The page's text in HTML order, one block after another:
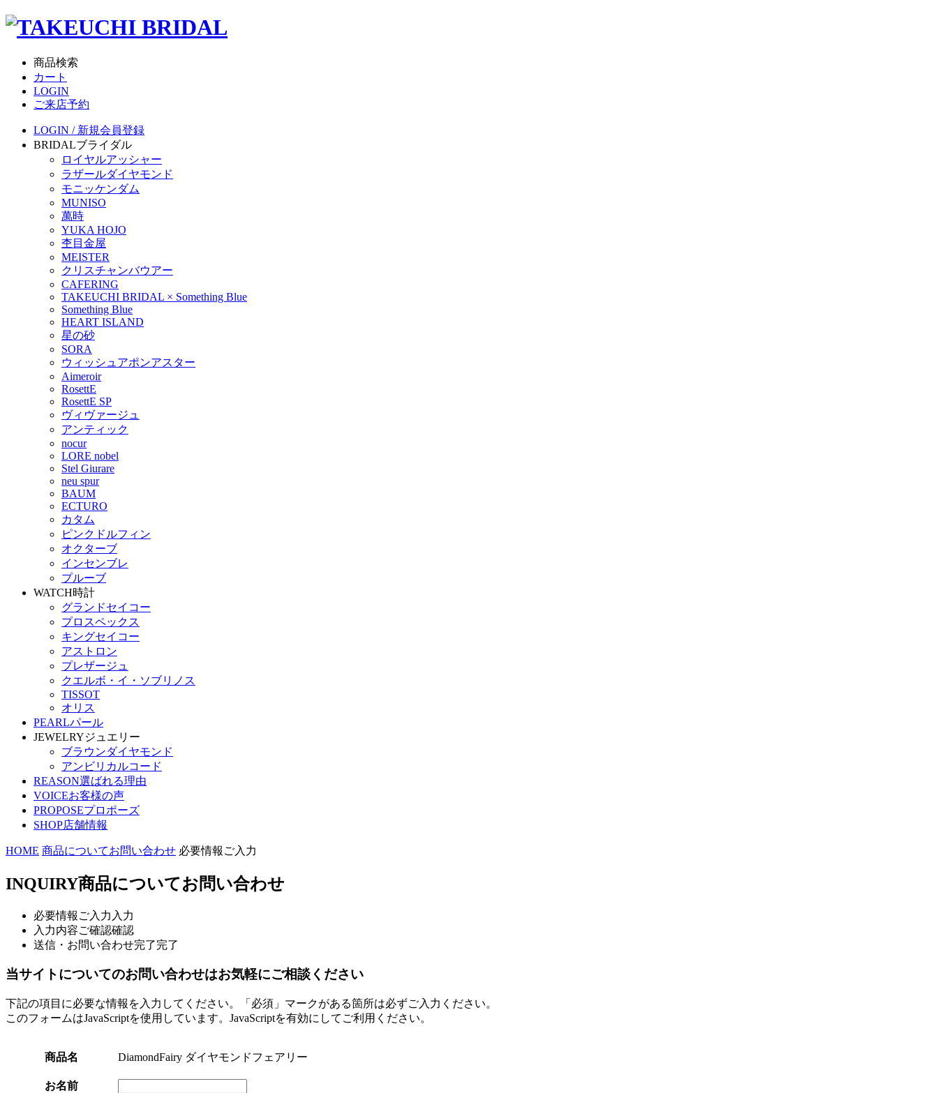
商品検索
カート
LOGIN
ご来店予約
LOGIN / 新規会員登録
BRIDALブライダル
ロイヤルアッシャー
ラザールダイヤモンド
モニッケンダム
MUNISO
萬時
YUKA HOJO
杢目金屋
MEISTER
クリスチャンバウアー
CAFERING
TAKEUCHI BRIDAL × Something Blue
Something Blue
HEART ISLAND
星の砂
SORA
ウィッシュアポンアスター
Aimeroir
RosettE
RosettE SP
ヴィヴァージュ
アンティック
nocur
LORE nobel
Stel Giurare
neu spur
BAUM
ECTURO
カタム
ピンクドルフィン
オクターブ
インセンブレ
プルーブ
WATCH時計
グランドセイコー
プロスペックス
キングセイコー
アストロン
プレザージュ
クエルボ・イ・ソブリノス
TISSOT
オリス
PEARLパール
JEWELRYジュエリー
ブラウンダイヤモンド
アンビリカルコード
REASON選ばれる理由
VOICEお客様の声
PROPOSEプロポーズ
SHOP店舗情報
HOME 商品についてお問い合わせ 必要情報ご入力
INQUIRY商品についてお問い合わせ
必要情報ご入力 入力
入力内容ご確認確認
送信・お問い合わせ完了完了
当サイトについてのお問い合わせはお気軽にご相談ください
下記の項目に必要な情報を入力してください。「必須」マークがある箇所は必ずご入力ください。
このフォームはJavaScriptを使用しています。JavaScriptを有効にしてご利用ください。
商品名 DiamondFairy ダイヤモンドフェアリー
お名前